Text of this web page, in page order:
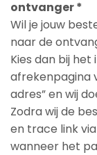
ontvanger *
Wil je jouw
naar de
Kies dan bij het
afrekenpagina
adres” en wij
Zodra wij de
en trace link
wanneer het